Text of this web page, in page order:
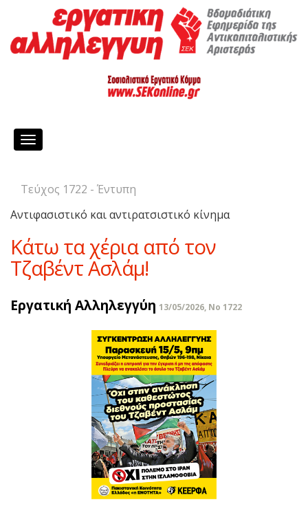
Toggle
Τεύχος 1722 - Έντυπη
Αντιφασιστικό και αντιρατσιστικό κίνημα
Κάτω τα χέρια από τον
Τζαβέντ Ασλάμ!
Εργατική Αλληλεγγύη 13/05/2026, No 1722